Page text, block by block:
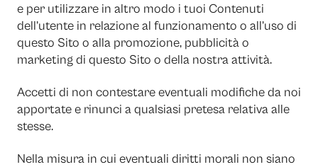
e per utilizzare in altro modo i tuoi Contenuti
dell’utente in relazione al funzionamento o all’uso di
questo Sito o alla promozione, pubblicità o
marketing di questo Sito o della nostra attività.
Accetti di non contestare eventuali modifiche da noi
apportate e rinunci a qualsiasi pretesa relativa alle
stesse.
Nella misura in cui eventuali diritti morali non siano